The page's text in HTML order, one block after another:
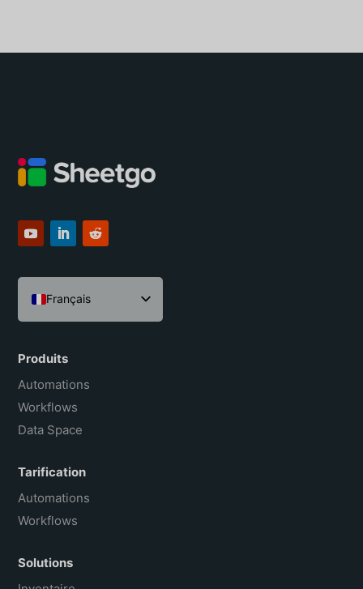
Français
English
Español
Português do Brasil
Produits
Automations
Workflows
Data Space
Tarification
Automations
Workflows
Solutions